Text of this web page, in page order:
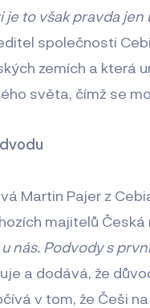
je to však pravda
společnosti
zemích a která
světa, čímž se
Martin Pajer z
majitelů Česká
nás. Podvody s
a dodává, že
v tom, že Češi